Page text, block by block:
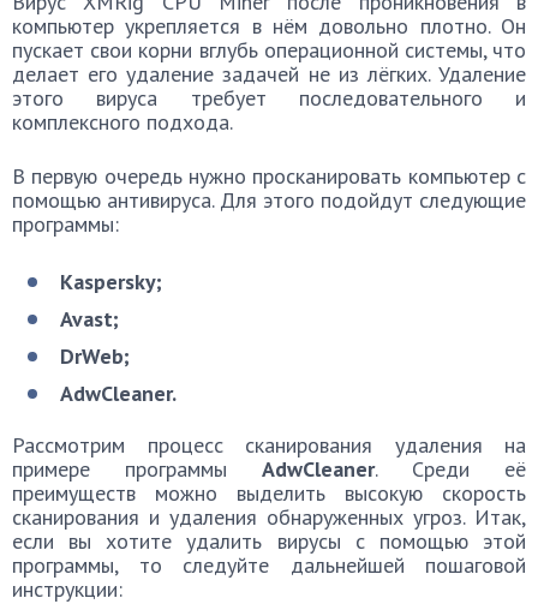
компьютер укрепляется в нём довольно плотно. Он
пускает свои корни вглубь операционной системы, что
делает его удаление задачей не из лёгких. Удаление
этого вируса требует последовательного и
комплексного подхода.
В первую очередь нужно просканировать компьютер с
помощью антивируса. Для этого подойдут следующие
программы:
Kaspersky;
Avast;
DrWeb;
AdwCleaner.
Рассмотрим процесс сканирования удаления на
примере программы AdwCleaner. Среди её
преимуществ можно выделить высокую скорость
сканирования и удаления обнаруженных угроз. Итак,
если вы хотите удалить вирусы с помощью этой
программы, то следуйте дальнейшей пошаговой
инструкции: